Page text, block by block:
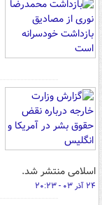
اسلامی منتشر شد.
۲۴ آذر ۰۳ - ۲۰:۲۳